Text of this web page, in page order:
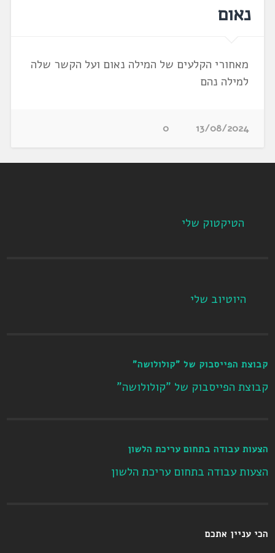
נאום
מאחורי הקלעים של המילה נאום ועל הקשר שלה
למילה נהם
13/08/2024
0
הטיקטוק שלי
היוטיוב שלי
קבוצת הפייסבוק של "קולולושה"
קבוצת הפייסבוק של "קולולושה"
הצעות עבודה בתחום עריכת הלשון
הצעות עבודה בתחום עריכת הלשון
הכי עניין אתכם